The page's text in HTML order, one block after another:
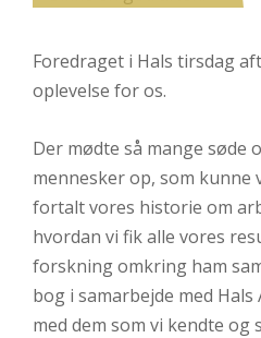
Foredraget i Hals tirsdag
oplevelse for os.
Der mødte så mange søde
mennesker op, som kunne
fortalt vores historie om
hvordan vi fik alle vores
forskning omkring ham
bog i samarbejde med
med dem som vi kendte og